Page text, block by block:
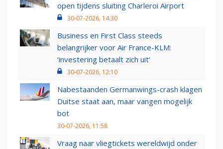
open tijdens sluiting Charleroi Airport
30-07-2026, 14:30
Business en First Class steeds
belangrijker voor Air France-KLM:
‘investering betaalt zich uit’
30-07-2026, 12:10
Nabestaanden Germanwings-crash klagen
Duitse staat aan, maar vangen mogelijk
bot
30-07-2026, 11:58
Vraag naar vliegtickets wereldwijd onder